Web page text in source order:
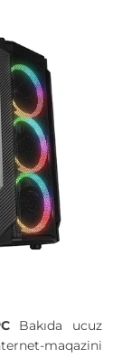
Bakıda ucuz
maqazini